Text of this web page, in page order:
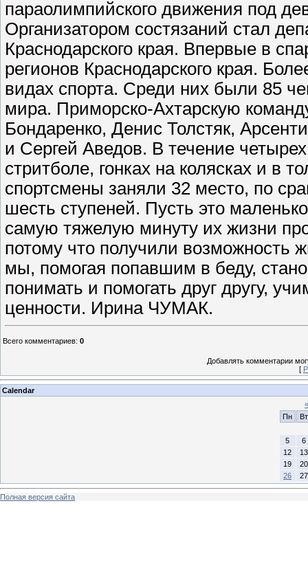
параолимпийского движения под
Организатором состязаний стал
Краснодарского края. Впервые в
регионов Краснодарского края.
видах спорта. Среди них были 85
мира. Приморско-Ахтарскую
Бондаренко, Денис Толстяк,
и Сергей Аведов. В течение
стритболе, гонках на колясках и в
спортсмены заняли 32 место, по
шесть ступеней. Пусть это
самую тяжелую минуту их жизни
потому что получили
мы, помогая попавшим в беду,
понимать и помогать друг другу,
ценности. Ирина ЧУМАК.
Всего комментариев: 0
Добавлять комментарии
[
Calendar
«
Пн
Вт
5
6
12
13
19
20
26
27
Полная версия сайта